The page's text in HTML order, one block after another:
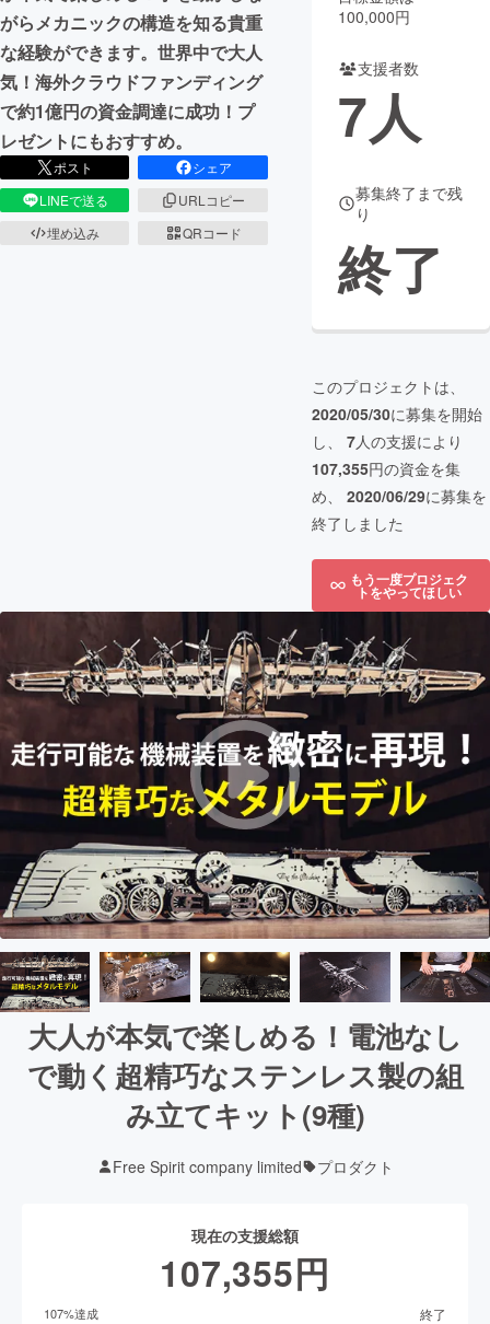
がらメカニックの構造を知る貴重
な経験ができます。世界中で大人
気！海外クラウドファンディング
で約1億円の資金調達に成功！プ
レゼントにもおすすめ。
ポスト
シェア
LINEで送る
URLコピー
埋め込み
QRコード
100,000円
支援者数
7人
募集終了まで残
り
終了
このプロジェクトは、
2020/05/30に募集を開始
し、 7人の支援により
107,355円の資金を集
め、 2020/06/29に募集を
終了しました
もう一度プロジェク
トをやってほしい
大人が本気で楽しめる！電池なし
で動く超精巧なステンレス製の組
み立てキット(9種)
Free Spirit company limited プロダクト
現在の支援総額
107,355円
107%達成 終了